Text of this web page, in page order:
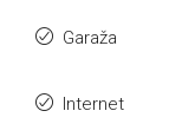
Garaža
Internet